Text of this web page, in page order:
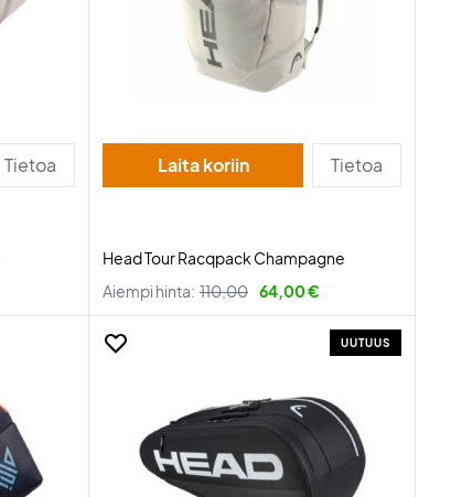
Tietoa Laita koriin Tietoa
Head Tour Racqpack Champagne
Aiempi hinta: 110,00 64,00 €
UUTUUS